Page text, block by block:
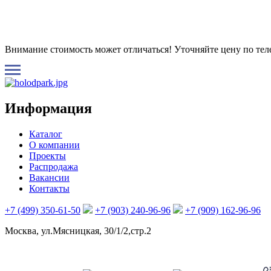
Внимание стоимость может отличаться! Уточняйте цену по
Информация
Каталог
О компании
Проекты
Распродажа
Вакансии
Контакты
+7 (499) 350-61-50 +7 (903) 240-96-96
+7 (909) 162-96-96
Москва, ул.Мясницкая, 30/1/2,стр.2